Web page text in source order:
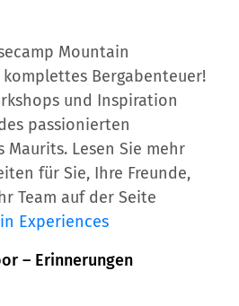
Mountain
Bergabenteuer!
und Inspiration
passionierten
Maurits. Lesen Sie mehr
für Sie, Ihre Freunde,
Team auf der Seite
Experiences
– Erinnerungen